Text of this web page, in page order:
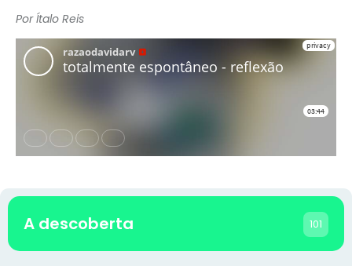
Por Ítalo Reis
A descoberta 101